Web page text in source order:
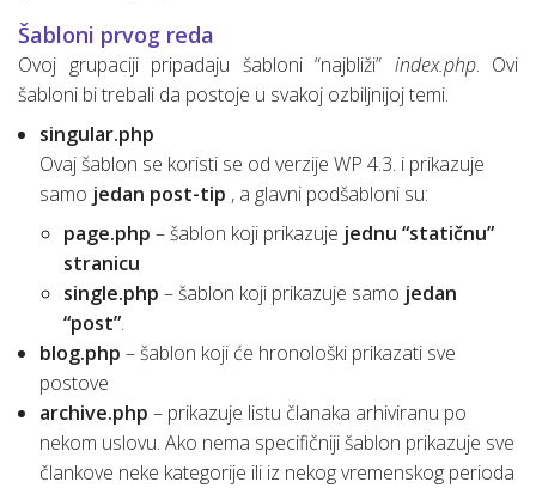
Šabloni prvog reda
Ovoj grupaciji pripadaju šabloni “najbliži” index.php. Ovi
šabloni bi trebali da postoje u svakoj ozbiljnijoj temi.
singular.php
Ovaj šablon se koristi se od verzije WP 4.3. i prikazuje
samo jedan post-tip , a glavni podšabloni su:
page.php – šablon koji prikazuje jednu “statičnu”
stranicu
single.php – šablon koji prikazuje samo jedan
“post”.
blog.php – šablon koji će hronološki prikazati sve
postove
archive.php – prikazuje listu članaka arhiviranu po
nekom uslovu. Ako nema specifičniji šablon prikazuje sve
člankove neke kategorije ili iz nekog vremenskog perioda